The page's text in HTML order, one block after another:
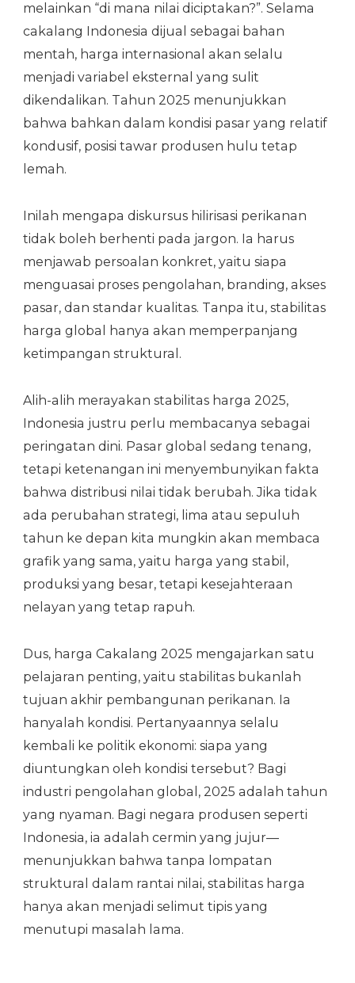
melainkan “di mana nilai diciptakan?”. Selama
cakalang Indonesia dijual sebagai bahan
mentah, harga internasional akan selalu
menjadi variabel eksternal yang sulit
dikendalikan. Tahun 2025 menunjukkan
bahwa bahkan dalam kondisi pasar yang relatif
kondusif, posisi tawar produsen hulu tetap
lemah.
Inilah mengapa diskursus hilirisasi perikanan
tidak boleh berhenti pada jargon. Ia harus
menjawab persoalan konkret, yaitu siapa
menguasai proses pengolahan, branding, akses
pasar, dan standar kualitas. Tanpa itu, stabilitas
harga global hanya akan memperpanjang
ketimpangan struktural.
Alih-alih merayakan stabilitas harga 2025,
Indonesia justru perlu membacanya sebagai
peringatan dini. Pasar global sedang tenang,
tetapi ketenangan ini menyembunyikan fakta
bahwa distribusi nilai tidak berubah. Jika tidak
ada perubahan strategi, lima atau sepuluh
tahun ke depan kita mungkin akan membaca
grafik yang sama, yaitu harga yang stabil,
produksi yang besar, tetapi kesejahteraan
nelayan yang tetap rapuh.
Dus, harga Cakalang 2025 mengajarkan satu
pelajaran penting, yaitu stabilitas bukanlah
tujuan akhir pembangunan perikanan. Ia
hanyalah kondisi. Pertanyaannya selalu
kembali ke politik ekonomi: siapa yang
diuntungkan oleh kondisi tersebut? Bagi
industri pengolahan global, 2025 adalah tahun
yang nyaman. Bagi negara produsen seperti
Indonesia, ia adalah cermin yang jujur—
menunjukkan bahwa tanpa lompatan
struktural dalam rantai nilai, stabilitas harga
hanya akan menjadi selimut tipis yang
menutupi masalah lama.